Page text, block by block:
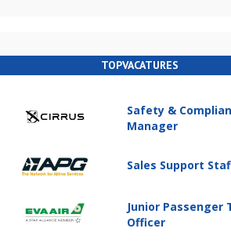
TOPVACATURES
Safety &
Manager
Sales Support
Junior Passenger
Officer